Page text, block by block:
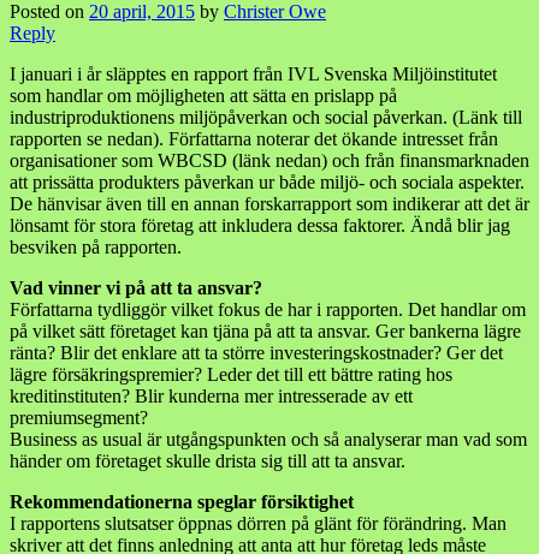
Posted on 20 april, 2015 by Christer Owe
Reply
I januari i år släpptes en rapport från IVL Svenska Miljöinstitutet
som handlar om möjligheten att sätta en prislapp på
industriproduktionens miljöpåverkan och social påverkan. (Länk till
rapporten se nedan). Författarna noterar det ökande intresset från
organisationer som WBCSD (länk nedan) och från finansmarknaden
att prissätta produkters påverkan ur både miljö- och sociala aspekter.
De hänvisar även till en annan forskarrapport som indikerar att det är
lönsamt för stora företag att inkludera dessa faktorer. Ändå blir jag
besviken på rapporten.
Vad vinner vi på att ta ansvar?
Författarna tydliggör vilket fokus de har i rapporten. Det handlar om
på vilket sätt företaget kan tjäna på att ta ansvar. Ger bankerna lägre
ränta? Blir det enklare att ta större investeringskostnader? Ger det
lägre försäkringspremier? Leder det till ett bättre rating hos
kreditinstituten? Blir kunderna mer intresserade av ett
premiumsegment?
Business as usual är utgångspunkten och så analyserar man vad som
händer om företaget skulle drista sig till att ta ansvar.
Rekommendationerna speglar försiktighet
I rapportens slutsatser öppnas dörren på glänt för förändring. Man
skriver att det finns anledning att anta att hur företag leds måste